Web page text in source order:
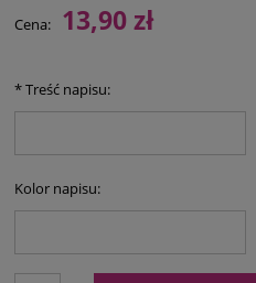
Cena: 13,90 zł
*Treść napisu:
Kolor napisu: